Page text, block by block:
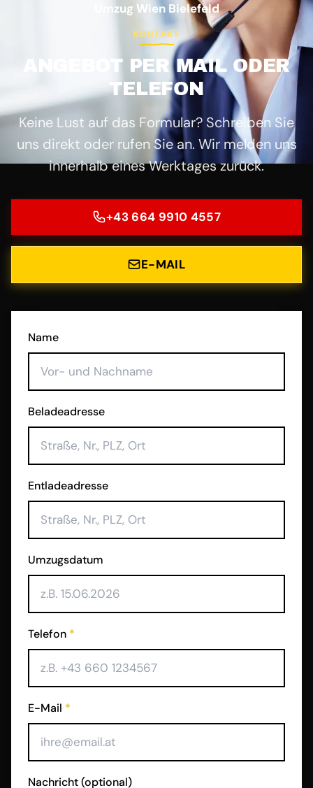
Umzug Wien Bielefeld
KONTAKT
ANGEBOT PER MAIL ODER
TELEFON
Keine Lust auf das Formular? Schreiben Sie
uns direkt oder rufen Sie an. Wir melden uns
innerhalb eines Werktages zurück.
+43 664 9910 4557
E-MAIL
Name
Beladeadresse
Entladeadresse
Umzugsdatum
Telefon *
E-Mail *
Nachricht (optional)